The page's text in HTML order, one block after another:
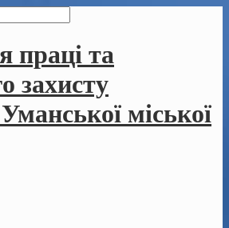
праці та
захисту
міської